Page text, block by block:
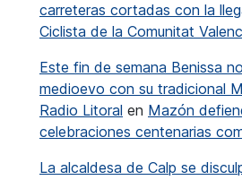
carreteras cortadas con la
Ciclista de la Comunitat
Este fin de semana Benissa
medioevo con su tradicional
Radio Litoral en Mazón
celebraciones centenarias
La alcaldesa de Calp se